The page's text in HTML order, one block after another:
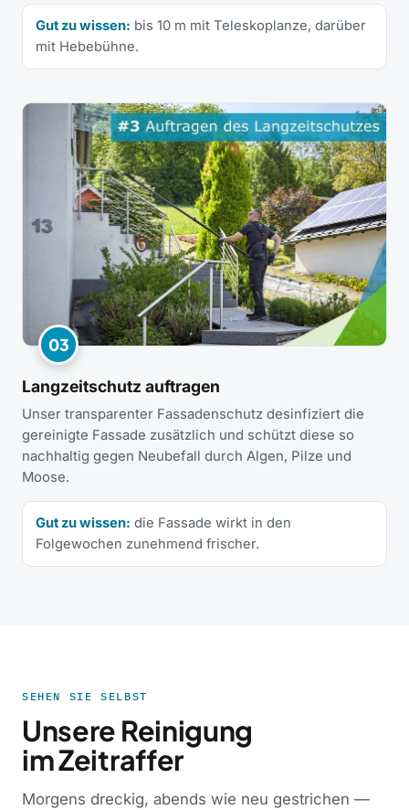
Gut zu wissen: bis 10 m mit Teleskoplanze, darüber
mit Hebebühne.
03
Langzeitschutz auftragen
Unser transparenter Fassadenschutz desinfiziert die
gereinigte Fassade zusätzlich und schützt diese so
nachhaltig gegen Neubefall durch Algen, Pilze und
Moose.
Gut zu wissen: die Fassade wirkt in den
Folgewochen zunehmend frischer.
SEHEN SIE SELBST
Unsere Reinigung
im Zeitraffer
Morgens dreckig, abends wie neu gestrichen —